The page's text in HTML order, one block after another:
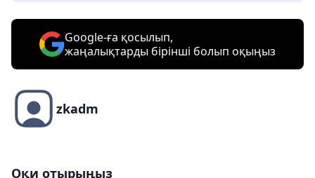
Google-ға қосылып,
жаңалықтарды бірінші болып оқыңыз
zkadm
Оқи отырыңыз